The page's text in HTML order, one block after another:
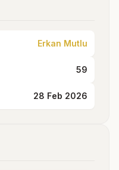
Erkan Mutlu
59
28 Feb 2026